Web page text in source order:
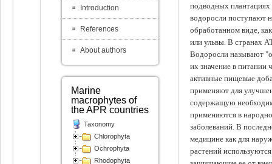
подводных
водоросли поступают
обработанном виде,
или ульвы. В странах
Водоросли называют
их значение в питании
активные пищевые
применяют для
содержащую
применяются в
заболеваний. В
медицине как для
растений
Introduction
References
About authors
Marine
macrophytes of
the APR countries
Taxonomy
Chlorophyta
Ochrophyta
Rhodophyta